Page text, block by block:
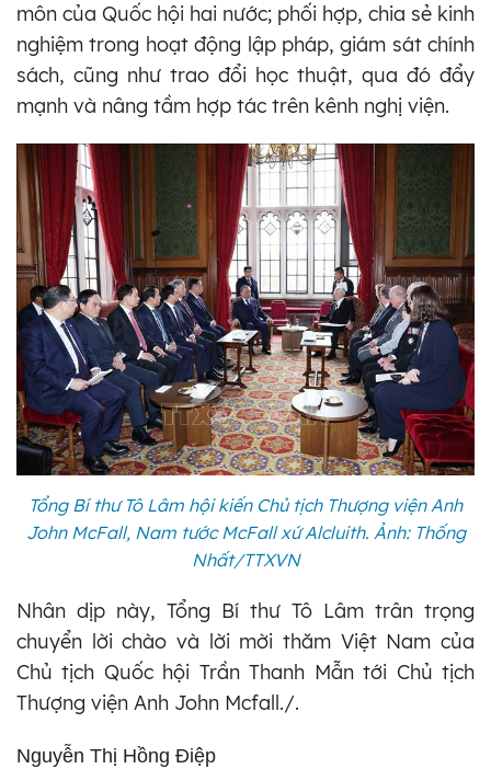
môn của Quốc hội hai nước; phối hợp, chia sẻ kinh
nghiệm trong hoạt động lập pháp, giám sát chính
sách, cũng như trao đổi học thuật, qua đó đẩy
mạnh và nâng tầm hợp tác trên kênh nghị viện.
Tổng Bí thư Tô Lâm hội kiến Chủ tịch Thượng viện Anh
John McFall, Nam tước McFall xứ Alcluith. Ảnh: Thống
Nhất/TTXVN
Nhân dịp này, Tổng Bí thư Tô Lâm trân trọng
chuyển lời chào và lời mời thăm Việt Nam của
Chủ tịch Quốc hội Trần Thanh Mẫn tới Chủ tịch
Thượng viện Anh John Mcfall./.
Nguyễn Thị Hồng Điệp